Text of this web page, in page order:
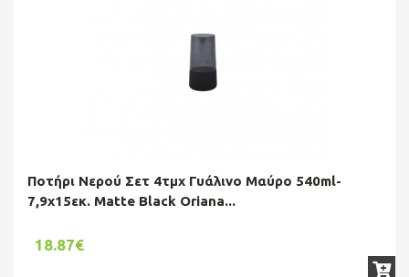
Ποτήρι Νερού Σετ 4τμχ Γυάλινο Μαύρο 540ml-
7,9x15εκ. Matte Black Oriana...
18.87€